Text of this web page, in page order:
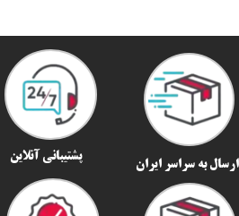
ارسال به سراسر ایران​​​​​​​
پشتیبانی آنلاین